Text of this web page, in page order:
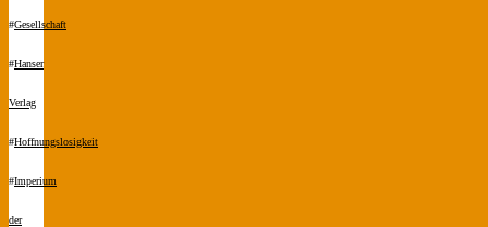
#Gesellschaft
#Hanser
Verlag
#Hoffnungslosigkeit
#Imperium
der